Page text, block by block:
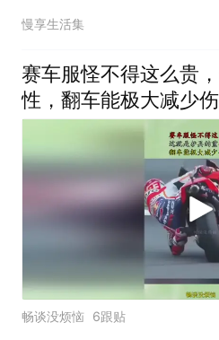
祸首吗？
慢享生活集
赛车服怪不得这么贵
性，翻车能极大减少伤
畅谈没烦恼 6跟贴